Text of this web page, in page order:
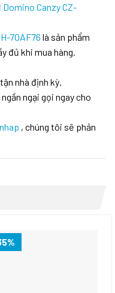
Domino Canzy CZ-
70AF76 là sản phẩm
đủ khi mua hàng.
nhà định kỳ.
ngại gọi ngay cho
, chúng tôi sẽ phản